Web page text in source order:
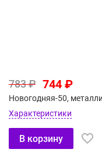
783 ₽ 744 ₽
Новогодняя-50,
Характеристики
В корзину